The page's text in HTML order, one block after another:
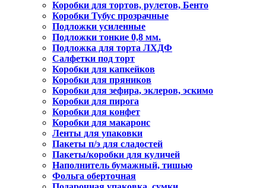
Коробки для тортов, рулетов, Бенто
Коробки Тубус прозрачные
Подложки усиленные
Подложки тонкие 0,8 мм.
Подложка для торта ЛХДФ
Салфетки под торт
Коробки для капкейков
Коробки для пряников
Коробки для зефира, эклеров, эскимо
Коробки для пирога
Коробки для конфет
Коробки для макаронс
Ленты для упаковки
Пакеты п/э для сладостей
Пакеты/коробки для куличей
Наполнитель бумажный, тишью
Фольга оберточная